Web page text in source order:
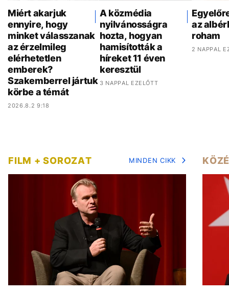
Miért akarjuk
ennyire, hogy
minket válasszanak
az érzelmileg
elérhetetlen
emberek?
Szakemberrel jártuk
körbe a témát
2026.8.2 9:18
A közmédia
nyilvánosságra
hozta, hogyan
hamisították a
híreket 11 éven
keresztül
3 NAPPAL EZELŐTT
az
roham
2 NAPPAL
FILM + SOROZAT MINDEN CIKK